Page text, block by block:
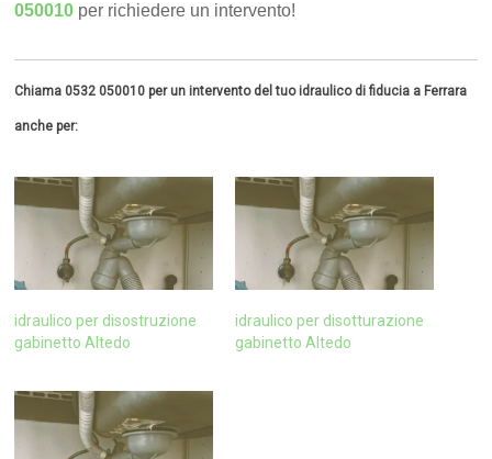
050010 per richiedere un intervento!
Chiama 0532 050010 per un intervento del tuo idraulico di fiducia a Ferrara
anche per:
idraulico per disostruzione
gabinetto Altedo
idraulico per disotturazione
gabinetto Altedo